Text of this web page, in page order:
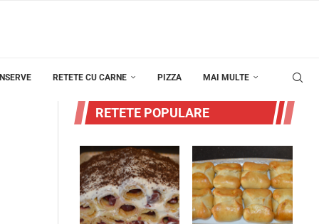
RETETE CU CARNE PIZZA MAI MULTE
RETETE POPULARE